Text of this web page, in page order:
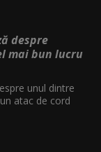
despre
mai bun lucru
unul dintre
atac de cord